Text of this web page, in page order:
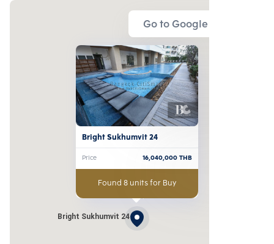
Go to Google Map
Bright Sukhumvit 24
Bright Sukhumvit 24
Price 16,040,000THB
Found 8 units for Buy